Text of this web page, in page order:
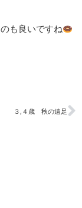
も良いですね
３,４歳 秋の遠足